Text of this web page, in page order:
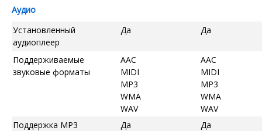
Аудио
Установленный
аудиоплеер
Да Да
Поддерживаемые
звуковые форматы
AAC
MIDI
MP3
WMA
WAV
AAC
MIDI
MP3
WMA
WAV
Поддержка MP3
Да
Да